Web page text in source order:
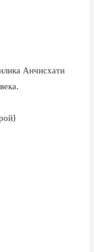
Анчисхати